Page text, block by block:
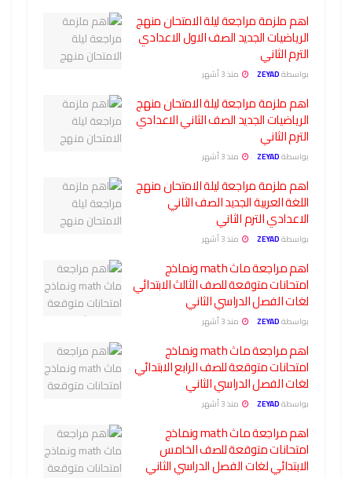
اهم ملزمة مراجعة ليلة الامتحان منهج
الرياضيات الجديد الصف الاول الاعدادي
الترم الثاني
بواسطةZEYAD منذ 3 أشهر
اهم ملزمة مراجعة ليلة الامتحان منهج
الرياضيات الجديد الصف الثاني الاعدادي
الترم الثاني
بواسطةZEYAD منذ 3 أشهر
اهم ملزمة مراجعة ليلة الامتحان منهج
اللغة العربية الجديد الصف الثاني
الاعدادي الترم الثاني
بواسطةZEYAD منذ 3 أشهر
اهم مراجعة ماث math ونماذج
امتحانات متوقعة للصف الثالث الابتدائي
لغات الفصل الدراسي الثاني
بواسطةZEYAD منذ 3 أشهر
اهم مراجعة ماث math ونماذج
امتحانات متوقعة للصف الرابع الابتدائي
لغات الفصل الدراسي الثاني
بواسطةZEYAD منذ 3 أشهر
اهم مراجعة ماث math ونماذج
امتحانات متوقعة للصف الخامس
الابتدائي لغات الفصل الدراسي الثاني